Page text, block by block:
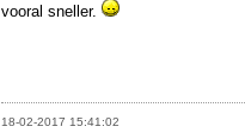
vooral sneller.
18-02-2017 15:41:02